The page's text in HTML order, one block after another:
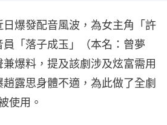
爆發配音風波，為女主角「許
「落子成玉」（本名：曾夢
爆料，提及該劇涉及炫富需用
露思身體不適，為此做了全劇
使用。